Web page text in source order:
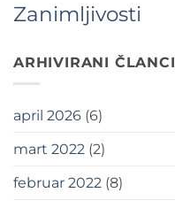
Zanimljivosti
ARHIVIRANI ČLANCI
april 2026 (6)
mart 2022 (2)
februar 2022 (8)